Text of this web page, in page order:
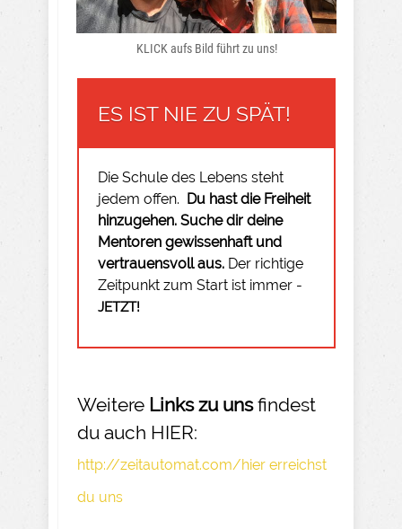
KLICK aufs Bild führt zu uns!
ES IST NIE ZU SPÄT!
Die Schule des Lebens steht
jedem offen. Du hast die Freiheit
hinzugehen. Suche dir deine
Mentoren gewissenhaft und
vertrauensvoll aus. Der richtige
Zeitpunkt zum Start ist immer -
JETZT!
Weitere Links zu unsfindest
du auch HIER:
http://zeitautomat.com/hier erreichst
du uns